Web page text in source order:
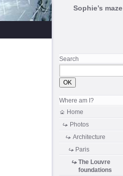
Sophie’s maze
Search
Where am I?
Home
Photos
Architecture
Paris
The Louvre
foundations